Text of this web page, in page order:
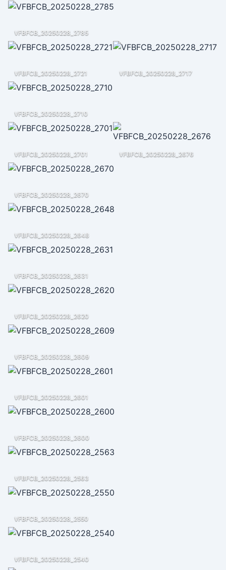
VFBFCB_20250228_2785
VFBFCB_20250228_2721 VFBFCB_20250228_2717
VFBFCB_20250228_2710
VFBFCB_20250228_2701 VFBFCB_20250228_2676
VFBFCB_20250228_2670
VFBFCB_20250228_2648
VFBFCB_20250228_2631
VFBFCB_20250228_2620
VFBFCB_20250228_2609
VFBFCB_20250228_2601
VFBFCB_20250228_2600
VFBFCB_20250228_2563
VFBFCB_20250228_2550
VFBFCB_20250228_2540